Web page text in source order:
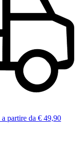
a partire da € 49,90